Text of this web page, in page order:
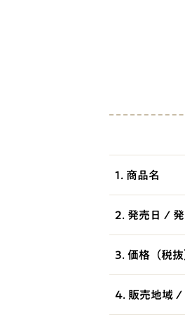
1. 商品名
2. 発売日 / 発
3. 価格（税抜
4. 販売地域 /